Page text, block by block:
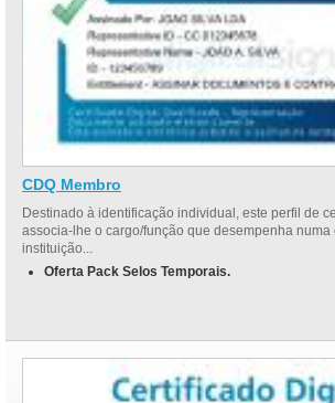
CDQ Membro
Destinado à identificação individual, este perfil de
associa-lhe o cargo/função que desempenha numa
instituição...
Oferta Pack Selos Temporais.